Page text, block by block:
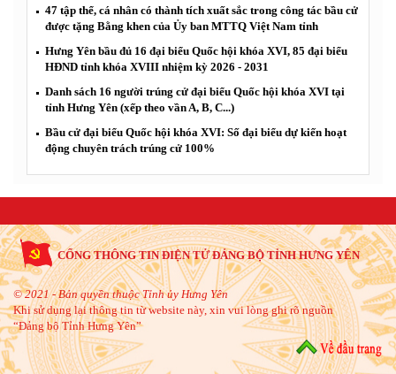
47 tập thể, cá nhân có thành tích xuất sắc trong công tác bầu cử
được tặng Bằng khen của Ủy ban MTTQ Việt Nam tỉnh
Hưng Yên bầu đủ 16 đại biểu Quốc hội khóa XVI, 85 đại biểu
HĐND tỉnh khóa XVIII nhiệm kỳ 2026 - 2031
Danh sách 16 người trúng cử đại biểu Quốc hội khóa XVI tại
tỉnh Hưng Yên (xếp theo vần A, B, C...)
Bầu cử đại biểu Quốc hội khóa XVI: Số đại biểu dự kiến hoạt
động chuyên trách trúng cử 100%
CỔNG THÔNG TIN ĐIỆN TỬ ĐẢNG BỘ TỈNH HƯNG YÊN
© 2021 - Bản quyền thuộc Tỉnh ủy Hưng Yên
Khi sử dụng lại thông tin từ website này, xin vui lòng ghi rõ nguồn
“Đảng bộ Tỉnh Hưng Yên”